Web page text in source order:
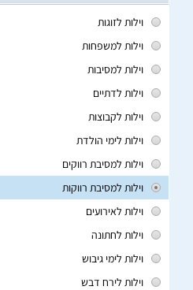
וילות לזוגות
וילות למשפחות
וילות למסיבות
וילות לדתיים
וילות לקבוצות
וילות לימי הולדת
וילות למסיבת רווקים
וילות למסיבת רווקות
וילות לאירועים
וילות לחתונה
וילות לימי גיבוש
וילות לירח דבש